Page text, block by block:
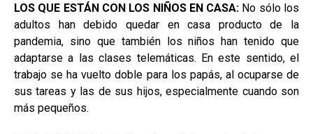
LOS QUE ESTÁN CON LOS NIÑOS EN CASA: No sólo los
adultos han debido quedar en casa producto de la
pandemia, sino que también los niños han tenido que
adaptarse a las clases telemáticas. En este sentido, el
trabajo se ha vuelto doble para los papás, al ocuparse de
sus tareas y las de sus hijos, especialmente cuando son
más pequeños.